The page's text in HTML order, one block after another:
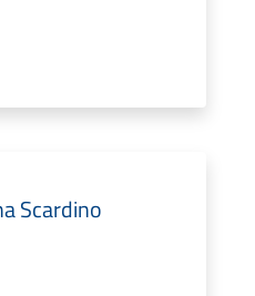
Scardino